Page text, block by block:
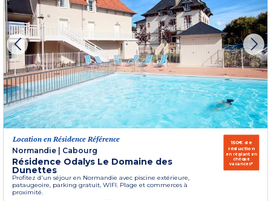
Location en Résidence Référence
Normandie
Cabourg
Résidence Odalys Le Domaine des
Dunettes
Profitez d'un séjour en Normandie avec piscine extérieure,
pataugeoire, parking gratuit, WIFI. Plage et commerces à
proximité.
150€ de
réduction
en réglant en
chèque
vacances*